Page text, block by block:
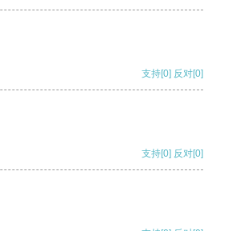
支持[0] 反对[0]
支持[0] 反对[0]